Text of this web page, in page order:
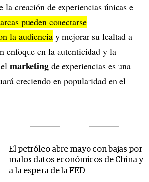
la creación de experiencias únicas e
pueden conectarse
la audiencia y mejorar su lealtad a
enfoque en la autenticidad y la
marketing de experiencias es una
creciendo en popularidad en el
El petróleo abre mayo con bajas por
malos datos económicos de China y
a la espera de la FED